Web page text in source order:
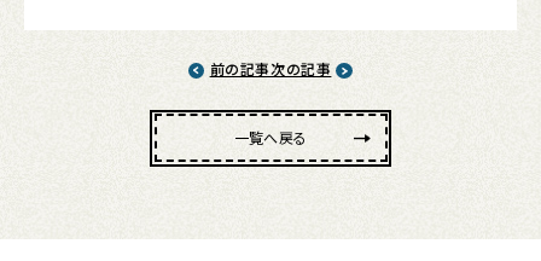
前の記事次の記事
一覧へ戻る